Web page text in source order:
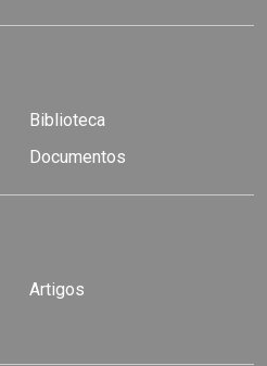
Biblioteca
Documentos
Artigos